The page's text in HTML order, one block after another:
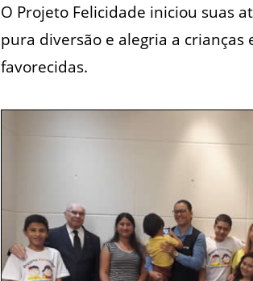
O Projeto Felicidade iniciou suas
pura diversão e alegria a crianças
favorecidas.